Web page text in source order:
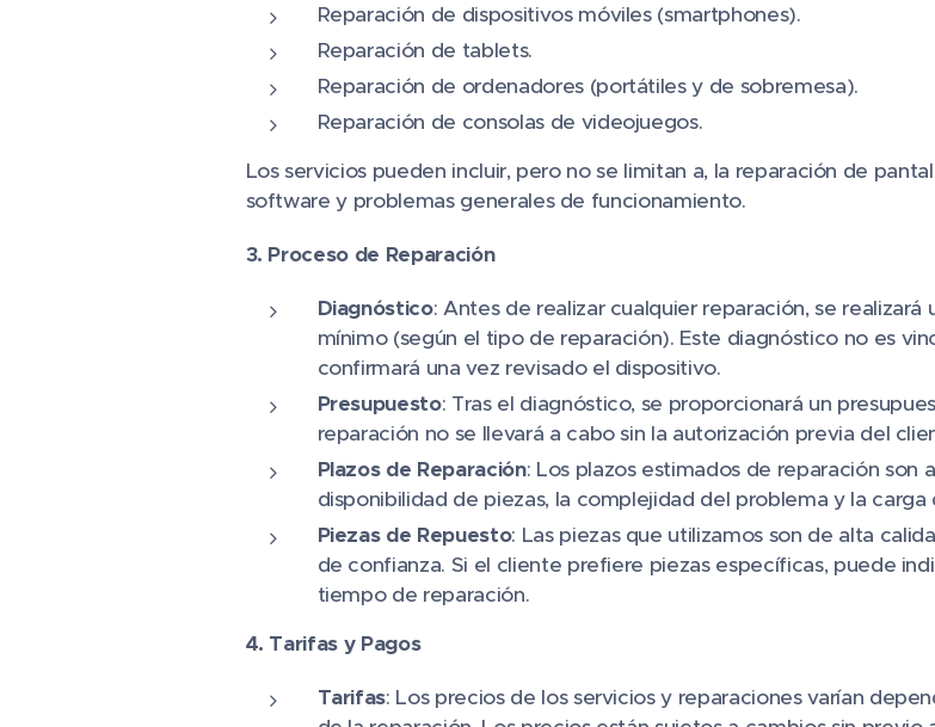
Reparación de dispositivos móviles (smartphones).
Reparación de tablets.
Reparación de ordenadores (portátiles y de sobremesa).
Reparación de consolas de videojuegos.
Los servicios pueden incluir, pero no se limitan a, la reparación de
software y problemas generales de funcionamiento.
3. Proceso de Reparación
Diagnóstico: Antes de realizar cualquier reparación, se
mínimo (según el tipo de reparación). Este diagnóstico no es
confirmará una vez revisado el dispositivo.
Presupuesto: Tras el diagnóstico, se proporcionará un
reparación no se llevará a cabo sin la autorización previa del
Plazos de Reparación: Los plazos estimados de reparación son
disponibilidad de piezas, la complejidad del problema y la
Piezas de Repuesto: Las piezas que utilizamos son de alta
de confianza. Si el cliente prefiere piezas específicas, puede
tiempo de reparación.
4. Tarifas y Pagos
Tarifas: Los precios de los servicios y reparaciones varían